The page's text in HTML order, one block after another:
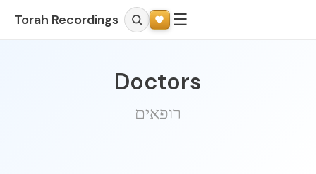
Torah Recordings ☰
Doctors
רופאים